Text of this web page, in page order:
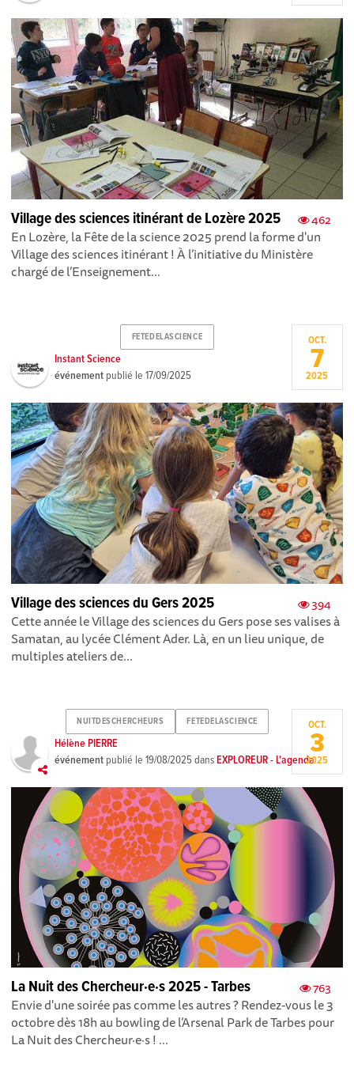
462
Village des sciences itinérant de Lozère 2025
En Lozère, la Fête de la science 2025 prend la forme d'un
Village des sciences itinérant ! À l’initiative du Ministère
chargé de l’Enseignement...
FETEDELASCIENCE
Instant Science
événement publié le17/09/2025
OCT.
7
2025
394
Village des sciences du Gers 2025
Cette année le Village des sciences du Gers pose ses valises à
Samatan, au lycée Clément Ader. Là, en un lieu unique, de
multiples ateliers de...
NUITDESCHERCHEURS FETEDELASCIENCE
Hélène PIERRE
événement publié le19/08/2025dansEXPLOREUR - L'agenda
OCT.
3
2025
763
La Nuit des Chercheur·e·s 2025 - Tarbes
Envie d'une soirée pas comme les autres ? Rendez-vous le 3
octobre dès 18h au bowling de l’Arsenal Park de Tarbes pour
La Nuit des Chercheur·e·s ! ...